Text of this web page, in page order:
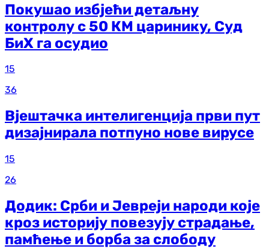
Покушао избјећи детаљну
контролу с 50 КМ царинику, Суд
БиХ га осудио
15
36
Вјештачка интелигенција први пут
дизајнирала потпуно нове вирусе
15
26
Додик: Срби и Јевреји народи које
кроз историју повезују страдање,
памћење и борба за слободу